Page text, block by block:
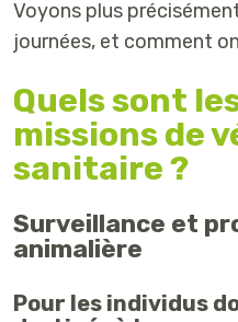
Voyons plus
journées, et comment
Quels sont
missions de
sanitaire ?
Surveillance et
animalière
Pour les individus